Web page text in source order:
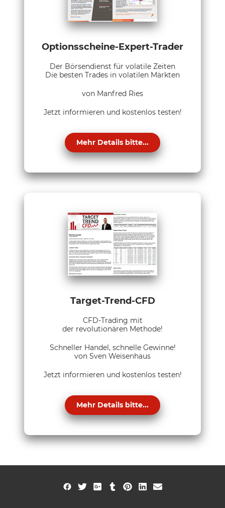
Optionsscheine-Expert-Trader
Der Börsendienst für volatile Zeiten
Die besten Trades in volatilen Märkten
von Manfred Ries
Jetzt informieren und kostenlos testen!
Mehr Details bitte...
Target-Trend-CFD
CFD-Trading mit
der revolutionären Methode!
Schneller Handel, schnelle Gewinne!
von Sven Weisenhaus
Jetzt informieren und kostenlos testen!
Mehr Details bitte...